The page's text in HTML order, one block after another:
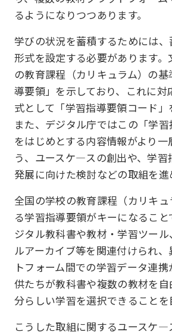
るようになりつつあります。
学びの状況を蓄積するためには
形式を設定する必要があります
の教育課程（カリキュラム）の
導要領」を示しており、これに
式として「学習指導要領コード」
また、デジタル庁ではこの「学習
をはじめとする内容情報がより一
う、ユースケ―スの創出や、学習
発展に向けた検討などの取組を進
全国の学校の教育課程（カリキ
る学習指導要領がキーになるこ
ジタル教科書や教材・学習ツー
ルアーカイブ等を関連付けられ
トフォーム間での学習データ連
供たちが教科書や複数の教材を
分らしい学習を選択できることを
こうした取組に関するユースケ―